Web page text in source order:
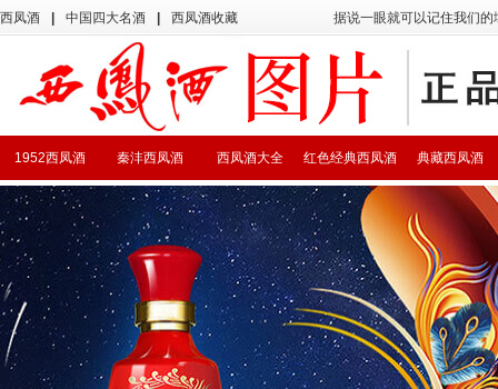
西凤酒 中国四大名酒 西凤酒收藏 据说一眼就可以记住我们
典藏西凤酒
红色经典西凤酒
西凤酒大全
秦沣西凤酒
1952西凤酒